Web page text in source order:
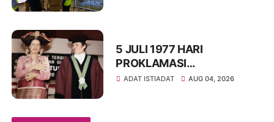
5 JULI 1977 HARI
PROKLAMASI
KEMERDEKAAN BAHASA
ADAT ISTIADAT AUG 04, 2026